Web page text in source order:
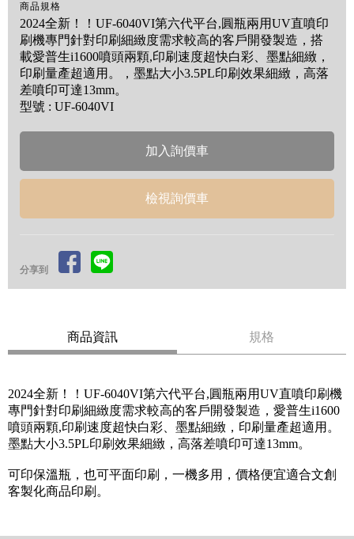
商品規格
2024全新！！UF-6040VI第六代平台,圓瓶兩用UV直噴印
刷機專門針對印刷細緻度需求較高的客戶開發製造，搭
載愛普生i1600噴頭兩顆,印刷速度超快白彩、墨點細緻，
印刷量產超適用。，墨點大小3.5PL印刷效果細緻，高落
差噴印可達13mm。
型號 : UF-6040VI
檢視詢價車
分享到
商品資訊 規格
2024全新！！UF-6040VI第六代平台,圓瓶兩用UV直噴印刷機
專門針對印刷細緻度需求較高的客戶開發製造，愛普生i1600
噴頭兩顆,印刷速度超快白彩、墨點細緻，印刷量產超適用。
墨點大小3.5PL印刷效果細緻，高落差噴印可達13mm。
可印保溫瓶，也可平面印刷，一機多用，價格便宜適合文創
客製化商品印刷。